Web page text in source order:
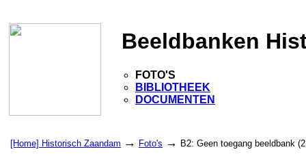
Beeldbanken
FOTO'S
BIBLIOTHEEK
DOCUMENTEN
[Home] Historisch Zaandam → Foto's → B2: Geen toegang beeldbank